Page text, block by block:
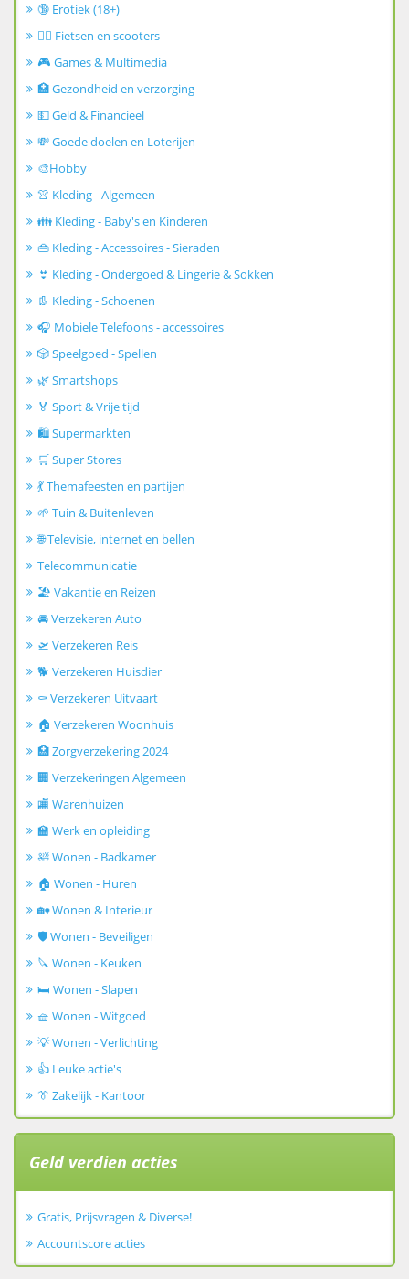
🔞 Erotiek (18+)
🚴‍♂️ Fietsen en scooters
🎮 Games & Multimedia
🏥 Gezondheid en verzorging
💵 Geld & Financieel
💸 Goede doelen en Loterijen
🎨Hobby
👚 Kleding - Algemeen
👪 Kleding - Baby's en Kinderen
👜 Kleding - Accessoires - Sieraden
👙 Kleding - Ondergoed & Lingerie & Sokken
👢 Kleding - Schoenen
🎧 Mobiele Telefoons - accessoires
🎲 Speelgoed - Spellen
🌿 Smartshops
🏅 Sport & Vrije tijd
🛍️ Supermarkten
🛒 Super Stores
💃 Themafeesten en partijen
🌱 Tuin & Buitenleven
🌐 Televisie, internet en bellen
Telecommunicatie
🏖️ Vakantie en Reizen
🚘 Verzekeren Auto
🛫 Verzekeren Reis
🐕 Verzekeren Huisdier
⚰️ Verzekeren Uitvaart
🏠 Verzekeren Woonhuis
🏥 Zorgverzekering 2024
🏢 Verzekeringen Algemeen
🏬 Warenhuizen
🏫 Werk en opleiding
🛀 Wonen - Badkamer
🏠 Wonen - Huren
🏡 Wonen & Interieur
🛡️ Wonen - Beveiligen
🔪 Wonen - Keuken
🛏️ Wonen - Slapen
🧺 Wonen - Witgoed
💡 Wonen - Verlichting
👍 Leuke actie's
👔 Zakelijk - Kantoor
Geld verdien acties
Gratis, Prijsvragen & Diverse!
Accountscore acties